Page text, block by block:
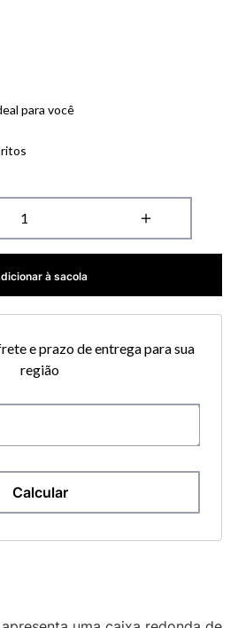
para você
＋
à sacola
e prazo de entrega para sua
região